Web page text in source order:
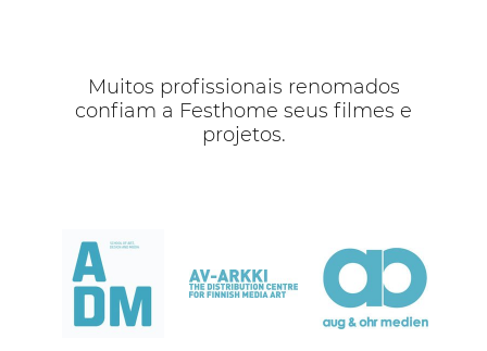
Muitos profissionais renomados
confiam a Festhome seus filmes e
projetos.